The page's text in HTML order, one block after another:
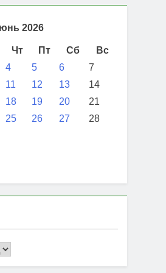
Зеленский
2026
Чт Пт Сб
Вс
4 5 6
7
11 12 13
14
18 19 20
21
25 26 27
28